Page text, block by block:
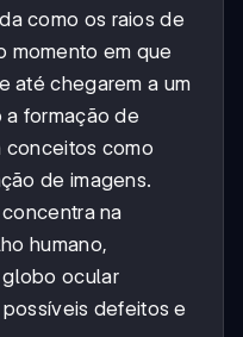
como os raios de
momento em que
até chegarem a um
a formação de
conceitos como
de imagens.
na
humano,
ocular
defeitos e